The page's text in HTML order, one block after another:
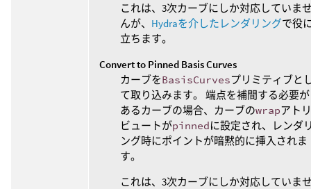
これは、3次カーブにしか対応していま
んが、 Hydraを介したレンダリングで役
立ちます。
Convert to Pinned Basis Curves
カーブをBasisCurvesプリミティブと
て取り込みます。 端点を補間する必要が
あるカーブの場合、カーブのwrapアトリ
ビュートがpinnedに設定され、レンダ
ング時にポイントが暗黙的に挿入されま
す。
これは、3次カーブにしか対応していま